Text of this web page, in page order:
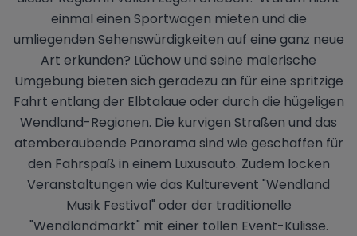
einmal einen Sportwagen mieten und die
umliegenden Sehenswürdigkeiten auf eine ganz neue
Art erkunden? Lüchow und seine malerische
Umgebung bieten sich geradezu an für eine spritzige
Fahrt entlang der Elbtalaue oder durch die hügeligen
Wendland-Regionen. Die kurvigen Straßen und das
atemberaubende Panorama sind wie geschaffen für
den Fahrspaß in einem Luxusauto. Zudem locken
Veranstaltungen wie das Kulturevent "Wendland
Musik Festival" oder der traditionelle
"Wendlandmarkt" mit einer tollen Event-Kulisse.